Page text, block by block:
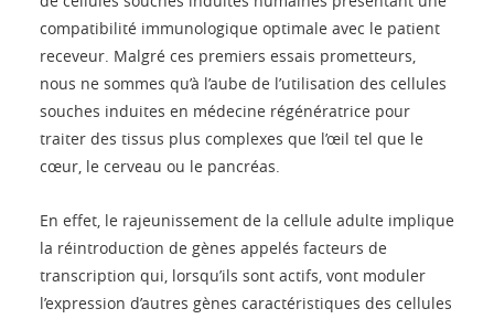
compatibilité immunologique optimale avec le patient
receveur. Malgré ces premiers essais prometteurs,
nous ne sommes qu’à l’aube de l’utilisation des cellules
souches induites en médecine régénératrice pour
traiter des tissus plus complexes que l’œil tel que le
cœur, le cerveau ou le pancréas.
En effet, le rajeunissement de la cellule adulte implique
la réintroduction de gènes appelés facteurs de
transcription qui, lorsqu’ils sont actifs, vont moduler
l’expression d’autres gènes caractéristiques des cellules